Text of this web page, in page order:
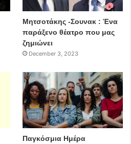
Μητσοτάκης -Σουνακ : Ένα
παράξενο θέατρο που μας
ζημιώνει
December 3, 2023
Παγκόσμια Ημέρα